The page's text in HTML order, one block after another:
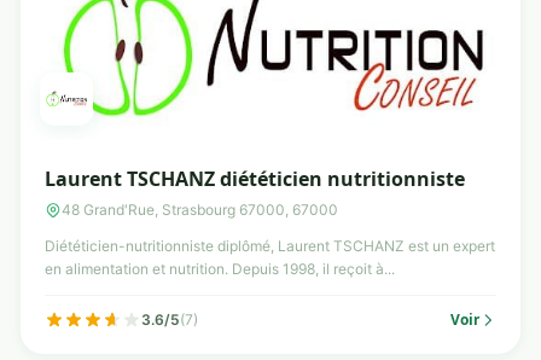
Laurent TSCHANZ diététicien nutritionniste
48 Grand'Rue, Strasbourg 67000, 67000
Diététicien-nutritionniste diplômé, Laurent TSCHANZ est un expert
en alimentation et nutrition. Depuis 1998, il reçoit à...
3.6/5(7) Voir